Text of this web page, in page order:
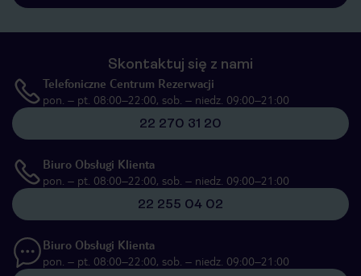
Skontaktuj się z nami
Telefoniczne Centrum Rezerwacji
pon. – pt. 08:00–22:00, sob. – niedz. 09:00–21:00
22 270 31 20
Biuro Obsługi Klienta
pon. – pt. 08:00–22:00, sob. – niedz. 09:00–21:00
22 255 04 02
Biuro Obsługi Klienta
pon. – pt. 08:00–22:00, sob. – niedz. 09:00–21:00